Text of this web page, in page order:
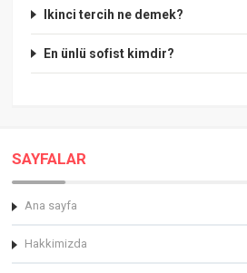
Ikinci tercih ne demek?
En ünlü sofist kimdir?
SAYFALAR
Ana sayfa
Hakkimizda